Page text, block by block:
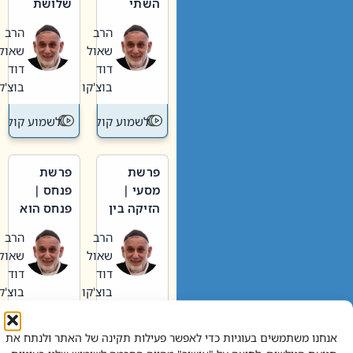
אנחנו משתמשים בעוגיות כדי לאפשר פעילות תקינה של האתר ולנתח את
וערב של
חיינו
הרב
שאול
דוד
בוצ'קו
לשמוע קול תורה – מדרש
האבות
הרב
שאול
דוד
בוצ'קו
לשמוע קול
פרשת
מסעי |
הזיקה בין
הגדול לעם הרב
שאול
דוד
בוצ'קו
לשמוע קול תורה – מדרש
פרשת
פנחס |
פנחס הוא
אליהו: בין
קנאות
הורסת
לקנאות
בונה
הרב
שאול
דוד
בוצ'קו
לשמוע קול